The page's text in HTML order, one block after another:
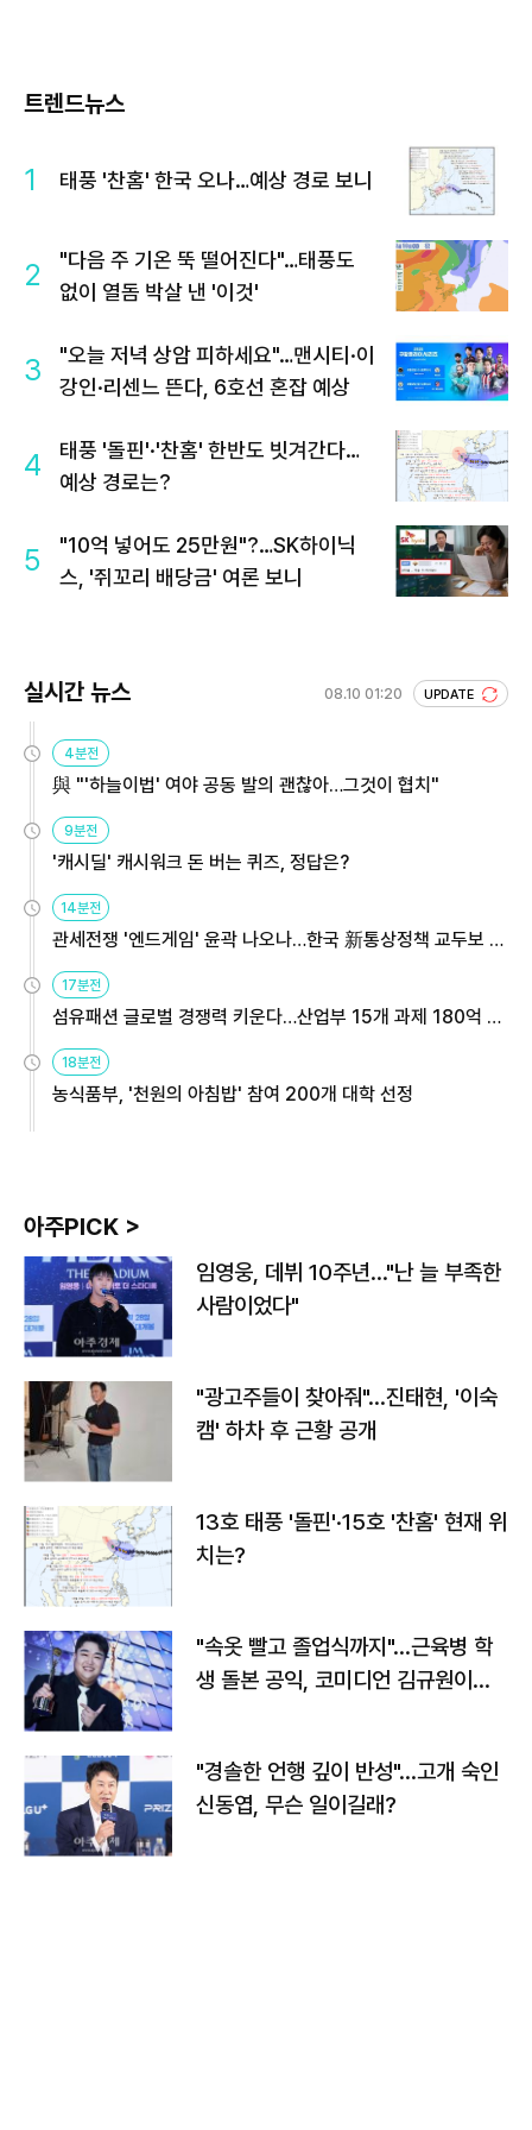
트렌드뉴스
1 태풍 '찬홈' 한국 오나…예상 경로 보니
2
"다음 주 기온 뚝 떨어진다"…태풍도
없이 열돔 박살 낸 '이것'
3
"오늘 저녁 상암 피하세요"…맨시티·이
강인·리센느 뜬다, 6호선 혼잡 예상
4
태풍 '돌핀'·'찬홈' 한반도 빗겨간다…
예상 경로는?
5
"10억 넣어도 25만원"?…SK하이닉
스, '쥐꼬리 배당금' 여론 보니
실시간 뉴스 08.10 01:20 UPDATE
4분전
與 "'하늘이법' 여야 공동 발의 괜찮아…그것이 협치"
9분전
'캐시딜' 캐시워크 돈 버는 퀴즈, 정답은?
14분전
관세전쟁 '엔드게임' 윤곽 나오나…한국 新통상정책 교두보 활
17분전
섬유패션 글로벌 경쟁력 키운다…산업부 15개 과제 180억 지
18분전
농식품부, '천원의 아침밥' 참여 200개 대학 선정
아주PICK >
임영웅, 데뷔 10주년…"난 늘 부족한
사람이었다"
"광고주들이 찾아줘"…진태현, '이숙
캠' 하차 후 근황 공개
13호 태풍 '돌핀'·15호 '찬홈' 현재 위
치는?
"속옷 빨고 졸업식까지"…근육병 학
생 돌본 공익, 코미디언 김규원이었
"경솔한 언행 깊이 반성"…고개 숙인
신동엽, 무슨 일이길래?